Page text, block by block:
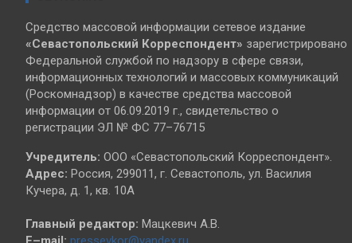
Средство массовой информации сетевое издание
«Севастопольский Корреспондент» зарегистрировано
Федеральной службой по надзору в сфере связи,
информационных технологий и массовых коммуникаций
(Роскомнадзор) в качестве средства массовой
информации от 06.09.2019 г., свидетельство о
регистрации ЭЛ № ФС 77–76715
Учредитель: ООО «Севастопольский Корреспондент».
Адрес: Россия, 299011, г. Севастополь, ул. Василия
Кучера, д. 1, кв. 10А
Главный редактор: Мацкевич А.В.